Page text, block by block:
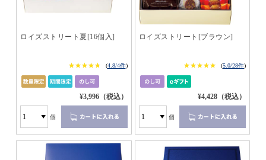
ロイズストリート夏[16個入]
★★★★★
★★★★★ (4.8/4件)
¥3,996（税込）
個
ロイズストリート[ブラウン]
★★★★★
★★★★★ (5.0/28件)
¥4,428（税込）
個